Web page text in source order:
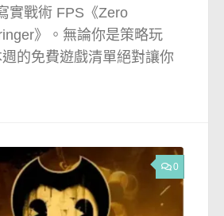
實戰術 FPS《Zero
》。無論你是策略玩
的免費遊戲清單絕對讓你
0